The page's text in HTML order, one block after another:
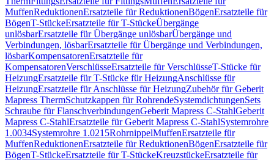
MuffenReduktionenErsatzteile für ReduktionenBögenErsatzteile für
BögenT-StückeErsatzteile für T-StückeÜbergänge
unlösbarErsatzteile für Übergänge unlösbarÜbergänge und
Verbindungen, lösbarErsatzteile für Übergänge und Verbindungen,
lösbarKompensatorenErsatzteile für
KompensatorenVerschlüsseErsatzteile für VerschlüsseT-Stücke für
HeizungErsatzteile für T-Stücke für HeizungAnschlüsse für
HeizungErsatzteile für Anschlüsse für HeizungZubehör für Geberit
Mapress ThermSchutzkappen für RohrendeSystemdichtungenSets
Schraube für FlanschverbindungenGeberit Mapress C-StahlGeberit
Mapress C-StahlErsatzteile für Geberit Mapress C-StahlSystemrohre
1.0034Systemrohre 1.0215RohrnippelMuffenErsatzteile für
MuffenReduktionenErsatzteile für ReduktionenBögenErsatzteile für
BögenT-StückeErsatzteile für T-StückeKreuzstückeErsatzteile für